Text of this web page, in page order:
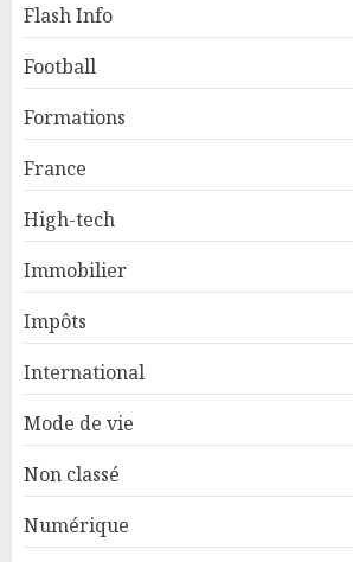
Flash Info
Football
Formations
France
High-tech
Immobilier
Impôts
International
Mode de vie
Non classé
Numérique